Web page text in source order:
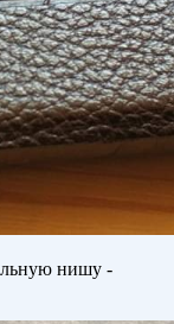
нишу -